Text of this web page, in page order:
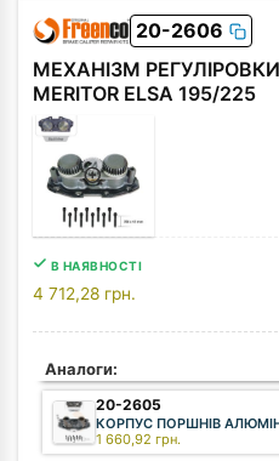
20-2606
МЕХАНІЗМ
MERITOR ELSA 195/225
В НАЯВНОСТІ
4 712,28 грн.
Аналоги:
20-2605
КОРПУС ПОРШНІВ АЛЮМІН.
1 660,92 грн.